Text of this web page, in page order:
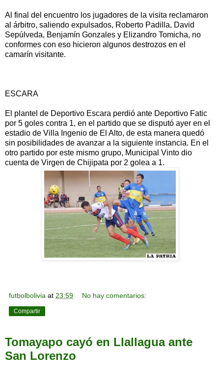
Al final del encuentro los jugadores de la visita reclamaron
al árbitro, saliendo expulsados, Roberto Padilla, David
Sepúlveda, Benjamín Gonzales y Elizandro Tomicha, no
conformes con eso hicieron algunos destrozos en el
camarín visitante.
ESCARA
El plantel de Deportivo Escara perdió ante Deportivo Fatic
por 5 goles contra 1, en el partido que se disputó ayer en el
estadio de Villa Ingenio de El Alto, de esta manera quedó
sin posibilidades de avanzar a la siguiente instancia. En el
otro partido por este mismo grupo, Municipal Vinto dio
cuenta de Virgen de Chijipata por 2 golea a 1.
futbolbolivia at 23:59 No hay comentarios:
Compartir
Tomayapo cayó en Llallagua ante
San Lorenzo